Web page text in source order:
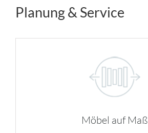
Planung & Service
Möbel auf Maß